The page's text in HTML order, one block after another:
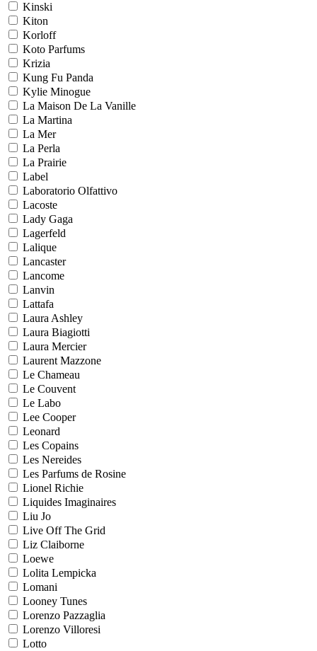
Kinski
Kiton
Korloff
Koto Parfums
Krizia
Kung Fu Panda
Kylie Minogue
La Maison De La Vanille
La Martina
La Mer
La Perla
La Prairie
Label
Laboratorio Olfattivo
Lacoste
Lady Gaga
Lagerfeld
Lalique
Lancaster
Lancome
Lanvin
Lattafa
Laura Ashley
Laura Biagiotti
Laura Mercier
Laurent Mazzone
Le Chameau
Le Couvent
Le Labo
Lee Cooper
Leonard
Les Copains
Les Nereides
Les Parfums de Rosine
Lionel Richie
Liquides Imaginaires
Liu Jo
Live Off The Grid
Liz Claiborne
Loewe
Lolita Lempicka
Lomani
Looney Tunes
Lorenzo Pazzaglia
Lorenzo Villoresi
Lotto